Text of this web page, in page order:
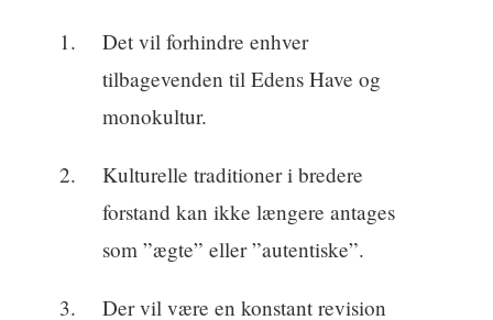
Det vil forhindre enhver
tilbagevenden til Edens Have og
monokultur.
Kulturelle traditioner i bredere
forstand kan ikke længere antages
som ”ægte” eller ”autentiske”.
Der vil være en konstant revision